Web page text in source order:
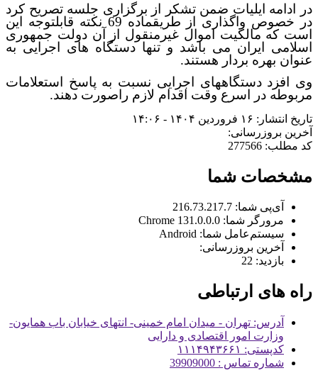
در ادامه ایلیات ضمن تشکر از برگزاری جلسه تصریح کرد
در خصوص واگذاری از طریقماده 69 نکته قابلتوجه این
است که مالکیت اموال غیرمنقول از آن دولت جمهوری
اسلامی ایران می باشد و تنها دستگاه های اجرایی به
عنوان بهره بردار هستند.
وی افزد دستگاههای اجرایی نسبت به پاسخ استعلامات
مربوطه در اسرع وقت اقدام لازم راصورت دهند.
تاریخ انتشار: ۱۶ فروردین ۱۴۰۴ - ۱۴:۰۶
آخرین بروزرسانی:
کد مطلب: 277566
مشخصات شما
آی‌پی شما: 216.73.217.7
مرورگر شما: 131.0.0.0 Chrome
سیستم‌عامل شما: Android
آخرین بروزرسانی:
بازدید: 22
راه های ارتباطی
آدرس: تهران - میدان امام خمینی- انتهای خیابان باب همایون-
وزارت امور اقتصادی و دارایی
کدپستی: ۱۱۱۴۹۴۳۶۶۱
شماره تماس : 39909000